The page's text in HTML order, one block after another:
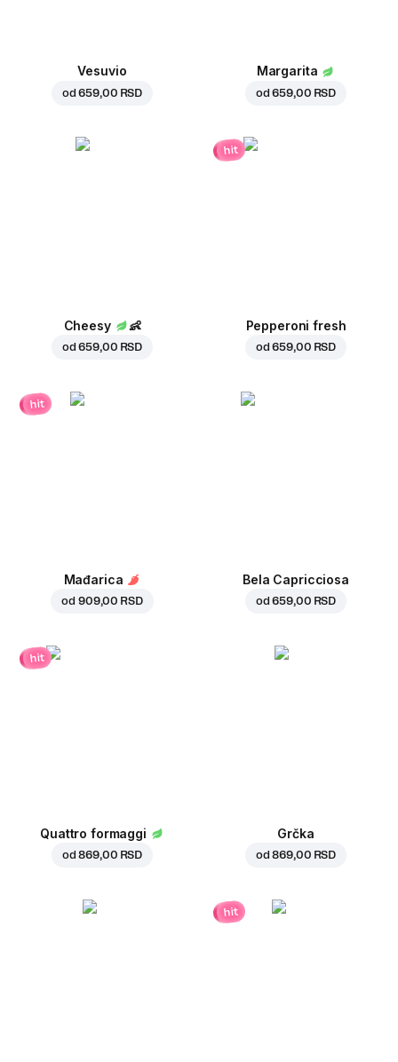
Vesuvio
od659,00 RSD
Margarita
od659,00 RSD
Cheesy 👶
od659,00 RSD
hit
Pepperoni fresh
od659,00 RSD
hit
Mađarica
od 909,00 RSD
Bela Capricciosa
od659,00 RSD
hit
Quattro formaggi
od869,00 RSD
Grčka
od869,00 RSD
hit